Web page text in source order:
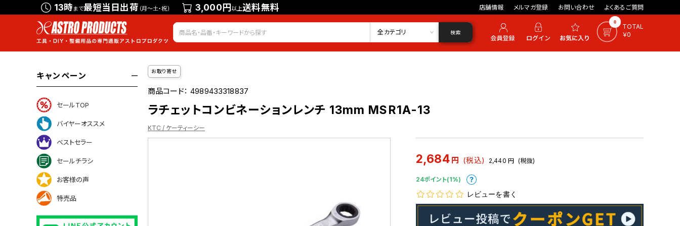
13時まで最短当日出荷 （月～土・祝） 3,000円以上送料無料 店舗情報 メルマガ登録 お問い合わせ よくあるご質問
会員登録 ログイン お気に入り 0
TOTAL
￥0
全カテゴリ 検索
キャンペーン
セールTOP
バイヤーオススメ
ベストセラー
セールチラシ
お客様の声
特売品
お取り寄せ
商品コード：4989433318837
ラチェットコンビネーションレンチ 13mm MSR1A-13
KTC / ケーティーシー
2,684 円 (税込) 2,440 円 (税抜)
24ポイント(1%)
レビューを書く